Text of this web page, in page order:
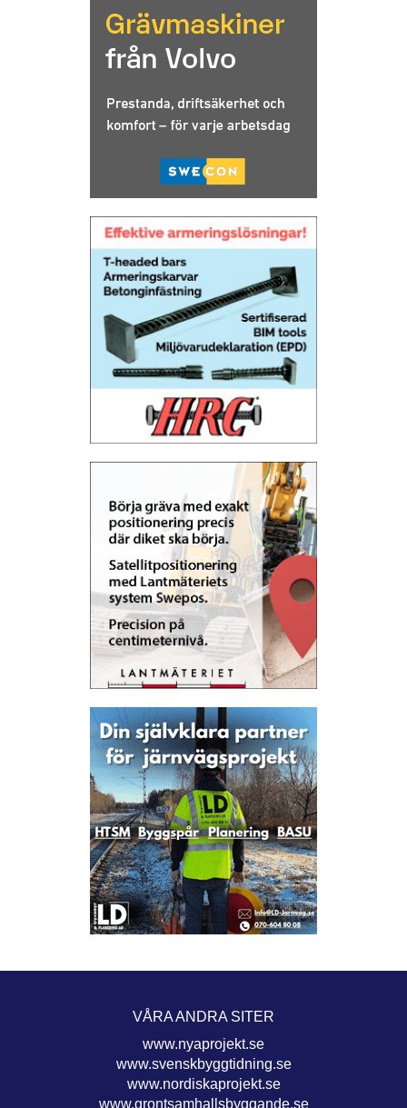
VÅRA ANDRA SITER
www.nyaprojekt.se
www.svenskbyggtidning.se
www.nordiskaprojekt.se
www.grontsamhallsbyggande.se